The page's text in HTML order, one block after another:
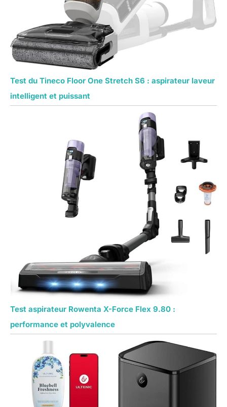
Test du Tineco Floor One Stretch S6 : aspirateur laveur
intelligent et puissant
Test aspirateur Rowenta X-Force Flex 9.80 :
performance et polyvalence